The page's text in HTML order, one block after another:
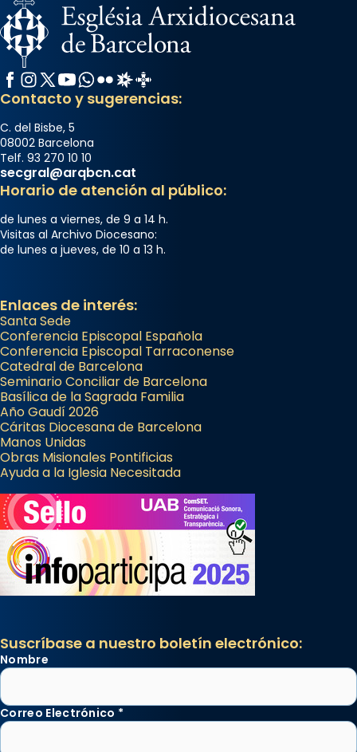
Facebook
Instagram
X / Twitter
YouTube
WhatsApp
FlickrRadio Estel
Catalunya Cristiana
Contacto y sugerencias:
C. del Bisbe, 5
08002 Barcelona
Telf. 93 270 10 10
secgral@arqbcn.cat
Horario de atención al público:
de lunes a viernes, de 9 a 14 h.
Visitas al Archivo Diocesano:
de lunes a jueves, de 10 a 13 h.
Enlaces de interés:
Santa Sede
Conferencia Episcopal Española
Conferencia Episcopal Tarraconense
Catedral de Barcelona
Seminario Conciliar de Barcelona
Basílica de la Sagrada Familia
Año Gaudí 2026
Cáritas Diocesana de Barcelona
Manos Unidas
Obras Misionales Pontificias
Ayuda a la Iglesia Necesitada
Suscríbase a nuestro boletín electrónico:
Nombre
Correo Electrónico *